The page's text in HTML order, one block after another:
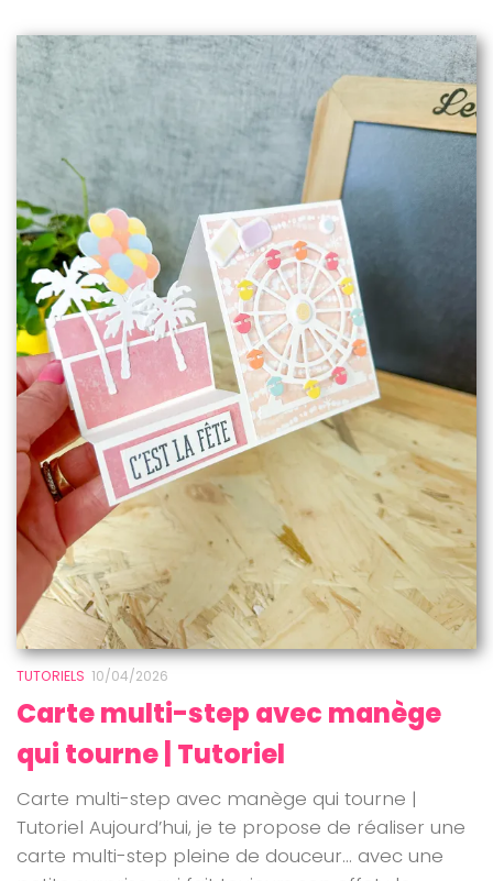
TUTORIELS 10/04/2026
Carte multi-step avec manège
qui tourne | Tutoriel
Carte multi-step avec manège qui tourne |
Tutoriel Aujourd’hui, je te propose de réaliser une
carte multi-step pleine de douceur… avec une